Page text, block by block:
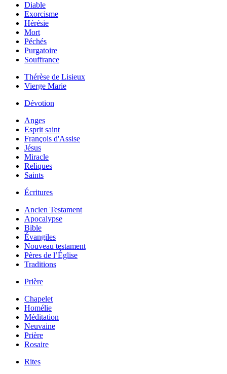
Diable
Exorcisme
Hérésie
Mort
Péchés
Purgatoire
Souffrance
Thérèse de Lisieux
Vierge Marie
Dévotion
Anges
Esprit saint
François d'Assise
Jésus
Miracle
Reliques
Saints
Écritures
Ancien Testament
Apocalypse
Bible
Évangiles
Nouveau testament
Pères de l’Église
Traditions
Prière
Chapelet
Homélie
Méditation
Neuvaine
Prière
Rosaire
Rites